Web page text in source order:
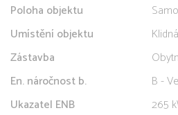
Poloha objektu
Umístění objektu
Zástavba
En. náročnost b.
B -
Ukazatel ENB
265